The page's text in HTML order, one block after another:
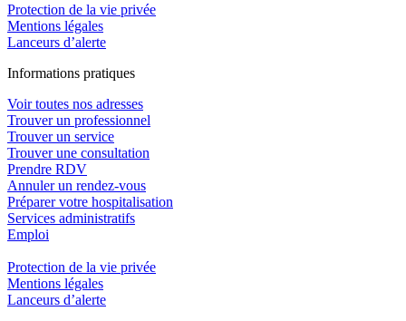
Protection de la vie privée
Mentions légales
Lanceurs d’alerte
Informations pratiques
Voir toutes nos adresses
Trouver un professionnel
Trouver un service
Trouver une consultation
Prendre RDV
Annuler un rendez-vous
Préparer votre hospitalisation
Services administratifs
Emploi​
Protection de la vie privée
Mentions légales
Lanceurs d’alerte